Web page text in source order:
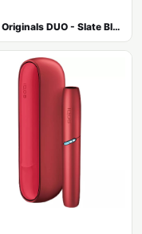
IQOS Originals DUO - Slate Black 加热不燃烧主机